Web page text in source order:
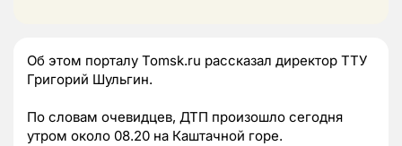
Об этом порталу Tomsk.ru рассказал директор ТТУ
Григорий Шульгин.
По словам очевидцев, ДТП произошло сегодня
утром около 08.20 на Каштачной горе.